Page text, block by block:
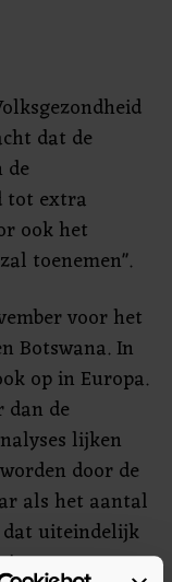
dat de
tot extra
ook het
toenemen".
voor het
Botswana. In
op in Europa.
de
lijken
door de
als het aantal
uiteindelijk
in een